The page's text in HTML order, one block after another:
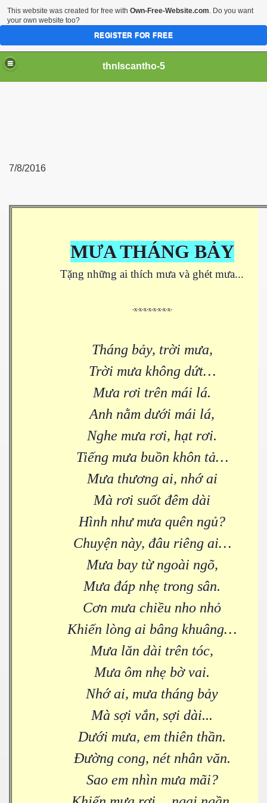
thnlscantho-5
7/8/2016
MƯA THÁNG BẢY
Tặng những ai thích mưa và ghét mưa...
-x-x-x-x-x-x-x-x-
Tháng bảy, trời mưa,
Trời mưa không dứt…
Mưa rơi trên mái lá.
Anh nằm dưới mái lá,
Nghe mưa rơi, hạt rơi.
Tiếng mưa buồn khôn tả…
Mưa thương ai, nhớ ai
Mà rơi suốt đêm dài
Hình như mưa quên ngủ?
Chuyện này, đâu riêng ai…
Mưa bay từ ngoài ngõ,
Mưa đáp nhẹ trong sân.
Cơn mưa chiều nho nhỏ
Khiến lòng ai bâng khuâng…
Mưa lăn dài trên tóc,
Mưa ôm nhẹ bờ vai.
Nhớ ai, mưa tháng bảy
Mà sợi vắn, sợi dài...
Dưới mưa, em thiên thần.
Đường cong, nét nhân văn.
Sao em nhìn mưa mãi?
This website was created for free with Own-Free-Website.com. Do you want
your own website too?
REGISTER FOR FREE